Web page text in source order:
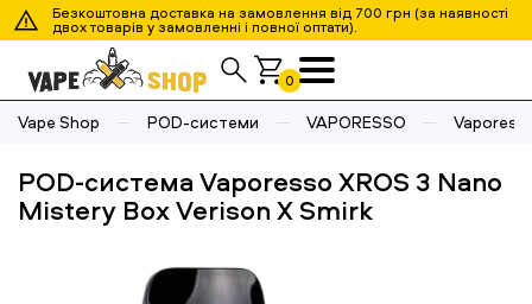
Безкоштовна доставка на замовлення від 700 грн (за наявності
двох товарів у замовленні і повної оптати).
0
Vape Shop POD-системи VAPORESSO
POD-система Vaporesso XROS 3 Nano
Mistery Box Verison X Smirk